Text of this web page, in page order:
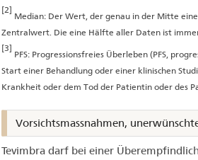
[2]
Median: Der Wert, der genau in der Mitte
Zentralwert. Die eine Hälfte aller Daten ist
[3]
PFS: Progressionsfreies Überleben (PFS,
Start einer Behandlung oder einer klinischen
Krankheit oder dem Tod der Patientin oder des
Vorsichtsmassnahmen,
Tevimbra darf bei einer